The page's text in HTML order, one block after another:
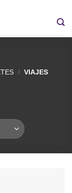
/ VIAJES